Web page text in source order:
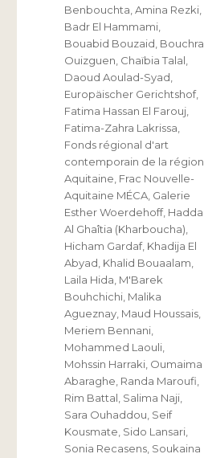
Benbouchta ,Amina Rezki
Badr El Hammami
Bouabid Bouzaid Bouchra
Ouizguen Chaïbia Talal
Daoud Aoulad-Syad
Europäischer Gerichtshof,
Fatima Hassan El Farouj
Fatima-Zahra Lakrissa
Fonds régional d'art
contemporain de la région
Aquitaine Frac Nouvelle-
Aquitaine MÉCA Galerie
Esther Woerdehoff, Hadda
Al Ghaîtia (Kharboucha)
Hicham Gardaf, Khadija El
Abyad Khalid Bouaalam
Laila Hida M'Barek
Bouhchichi Malika
Agueznay Maud Houssais
Meriem Bennani
Mohammed Laouli
Mohssin Harraki Oumaima
Abaraghe Randa Maroufi
Rim Battal Salima Naji
Sara Ouhaddou Seif
Kousmate Sido Lansari
Sonia Recasens Soukaina